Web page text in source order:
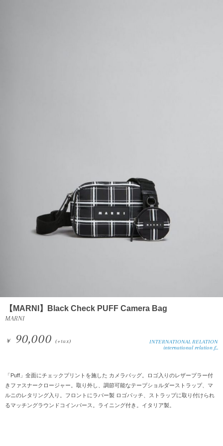
【MARNI】Black Check PUFF Camera Bag
MARNI
￥ 90,000(+tax)
INTERNATIONAL RELATION
international relation f...
「Puff」全面にチェックプリントを施した カメラバッグ。ロゴ入りのレザープラー付
きファスナークロージャー。取り外し、調節可能なテープショルダーストラップ、マ
ルニのレタリング入り。フロントにラバー製 ロゴパッチ、ストラップに取り付けられ
るマッチングラウンドコインパース。ライニング付き。イタリア製。